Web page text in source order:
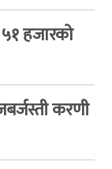
हजारको
करणी